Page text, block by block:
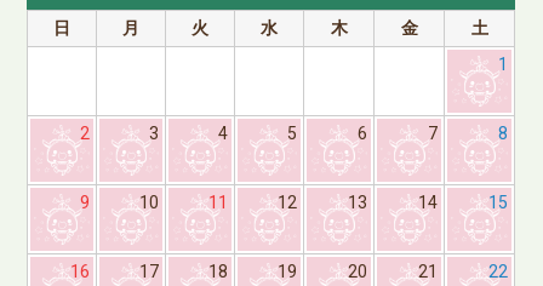
日
月 火 水 木 金
土
1
2 3 4 5 6 7 8
9 10 11 12 13 14 15
16 17 18 19 20 21 22